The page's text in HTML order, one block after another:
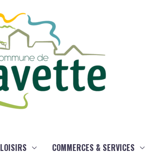
LOISIRS COMMERCES & SERVICES